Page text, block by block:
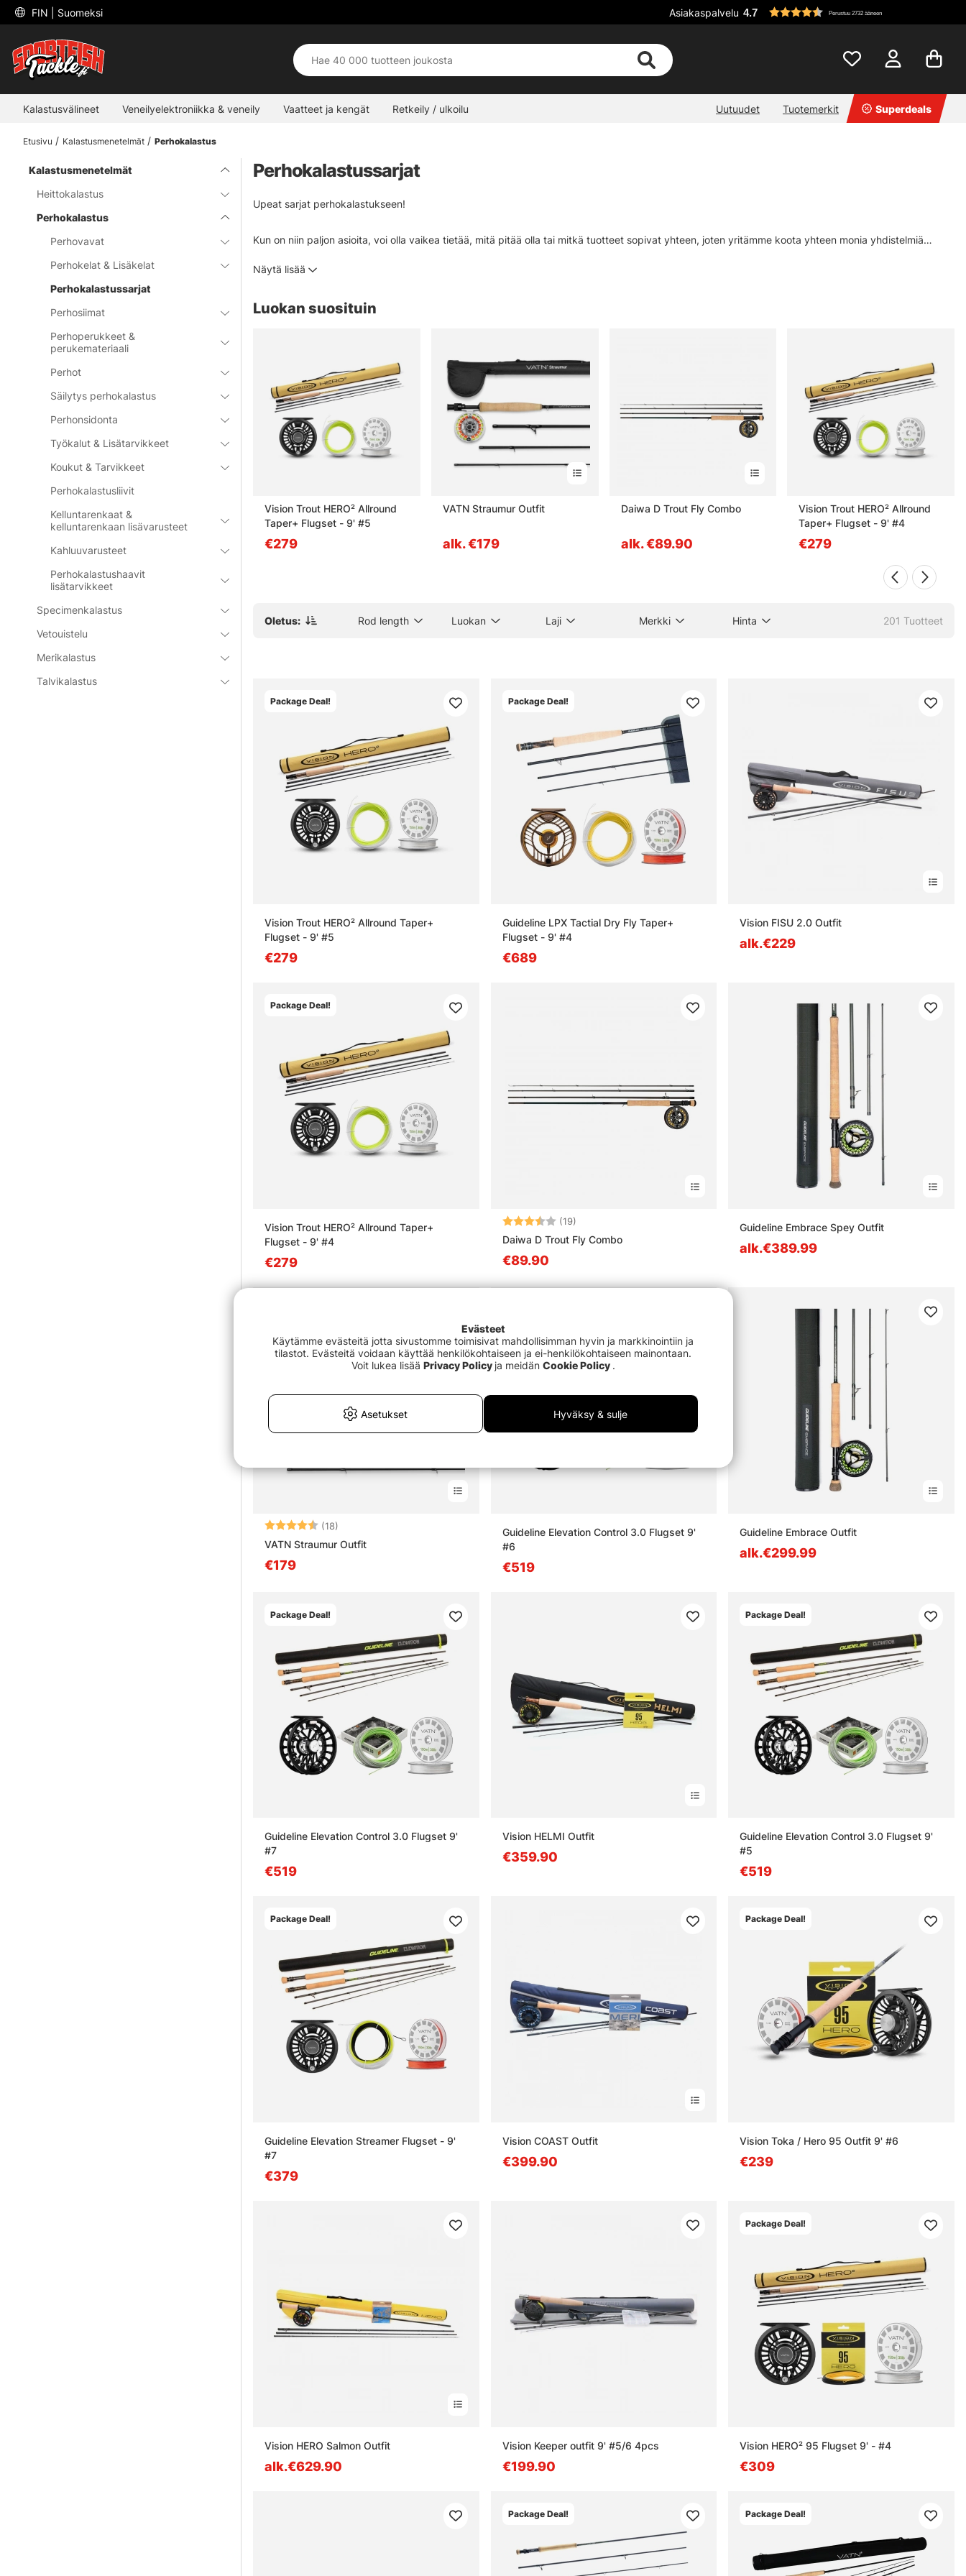
FIN | Suomeksi Asiakaspalvelu 4.7 Perustuu 2732 ääneen
Kalastusvälineet Veneilyelektroniikka & veneily Vaatteet ja kengät Retkeily / ulkoilu Uutuudet Tuotemerkit Superdeals
Etusivu Kalastusmenetelmät Perhokalastus
Kalastusmenetelmät
Heittokalastus
Perhokalastus
Perhovavat
Perhokelat & Lisäkelat
Perhokalastussarjat
Perhosiimat
Perhoperukkeet &
perukemateriaali
Perhot
Säilytys perhokalastus
Perhonsidonta
Työkalut & Lisätarvikkeet
Koukut & Tarvikkeet
Perhokalastusliivit
Kelluntarenkaat &
kelluntarenkaan lisävarusteet
Kahluuvarusteet
Perhokalastushaavit
lisätarvikkeet
Specimenkalastus
Vetouistelu
Merikalastus
Talvikalastus
Perhokalastussarjat
Upeat sarjat perhokalastukseen!
Kun on niin paljon asioita, voi olla vaikea tietää, mitä pitää olla tai mitkä tuotteet sopivat yhteen, joten yritämme koota yhteen monia yhdistelmiä
tulla myymälään saadaksesi tarvitsemaasi apua!
Näytä lisää
Luokan suosituin
Vision Trout HERO² Allround
Taper+ Flugset - 9' #4
€279
Vision Trout HERO² Allround
Taper+ Flugset - 9' #5
€279
VATN Straumur Outfit
alk. €179
Daiwa D Trout Fly Combo
alk. €89.90
Vision Trout HERO² Allround
Taper+ Flugset - 9' #4
€279
Oletus: Rod length Luokan Laji Merkki Hinta 201 Tuotteet
Package Deal!
Vision Trout HERO² Allround Taper+
Flugset - 9' #5
€279
Package Deal!
Guideline LPX Tactial Dry Fly Taper+
Flugset - 9' #4
€689
Vision FISU 2.0 Outfit
alk.€229
Package Deal!
Vision Trout HERO² Allround Taper+
Flugset - 9' #4
€279
Arvio: (19)
Daiwa D Trout Fly Combo
€89.90
Guideline Embrace Spey Outfit
alk.€389.99
Arvio: (18)
VATN Straumur Outfit
€179
Guideline Elevation Control 3.0 Flugset 9'
#6
€519
Guideline Embrace Outfit
alk.€299.99
Package Deal!
Guideline Elevation Control 3.0 Flugset 9'
#7
€519
Vision HELMI Outfit
€359.90
Package Deal!
Guideline Elevation Control 3.0 Flugset 9'
#5
€519
Package Deal!
Guideline Elevation Streamer Flugset - 9'
#7
€379
Vision COAST Outfit
€399.90
Package Deal!
Vision Toka / Hero 95 Outfit 9' #6
€239
Vision HERO Salmon Outfit
alk.€629.90
Vision Keeper outfit 9' #5/6 4pcs
€199.90
Package Deal!
Vision HERO² 95 Flugset 9' - #4
€309
Package Deal! Package Deal!
Evästeet
Käytämme evästeitä jotta sivustomme toimisivat mahdollisimman hyvin ja markkinointiin ja
tilastot. Evästeitä voidaan käyttää henkilökohtaiseen ja ei-henkilökohtaiseen mainontaan.
Voit lukea lisää Privacy Policy ja meidän Cookie Policy .
Asetukset Hyväksy & sulje